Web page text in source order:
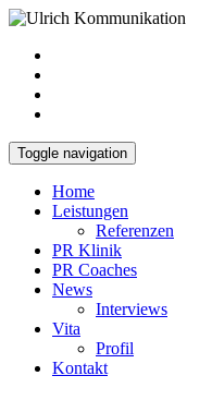
Toggle navigation
Home
Leistungen
Referenzen
PR Klinik
PR Coaches
News
Interviews
Vita
Profil
Kontakt